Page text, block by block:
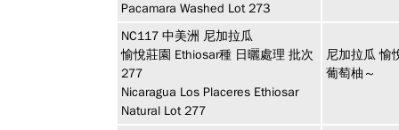
Pacamara Washed Lot 273
NC117 中美洲 尼加拉瓜
愉悅莊園 Ethiosar種 日曬處理 批次
277
Nicaragua Los Placeres Ethiosar
Natural Lot 277
尼加拉瓜 愉
葡萄柚～